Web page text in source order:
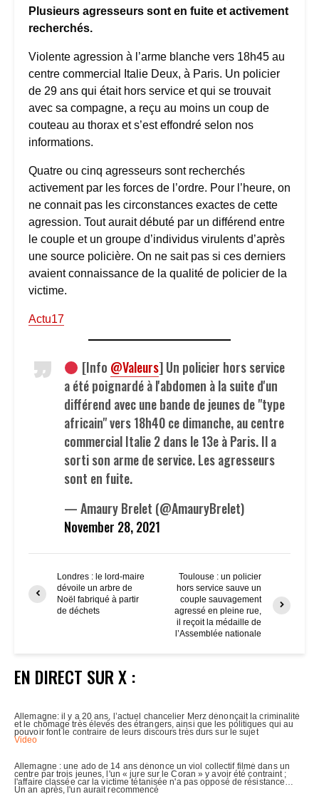
Plusieurs agresseurs sont en fuite et activement
recherchés.
Violente agression à l’arme blanche vers 18h45 au
centre commercial Italie Deux, à Paris. Un policier
de 29 ans qui était hors service et qui se trouvait
avec sa compagne, a reçu au moins un coup de
couteau au thorax et s’est effondré selon nos
informations.
Quatre ou cinq agresseurs sont recherchés
activement par les forces de l’ordre. Pour l’heure, on
ne connait pas les circonstances exactes de cette
agression. Tout aurait débuté par un différend entre
le couple et un groupe d’individus virulents d’après
une source policière. On ne sait pas si ces derniers
avaient connaissance de la qualité de policier de la
victime.
Actu17
[Info @Valeurs] Un policier hors service
a été poignardé à l'abdomen à la suite d'un
différend avec une bande de jeunes de "type
africain" vers 18h40 ce dimanche, au centre
commercial Italie 2 dans le 13e à Paris. Il a
sorti son arme de service. Les agresseurs
sont en fuite.
— Amaury Brelet (@AmauryBrelet)
November 28, 2021
Londres : le lord-maire
dévoile un arbre de
Noël fabriqué à partir
de déchets
Toulouse : un policier
hors service sauve un
couple sauvagement
agressé en pleine rue,
il reçoit la médaille de
l’Assemblée nationale
EN DIRECT SUR X :